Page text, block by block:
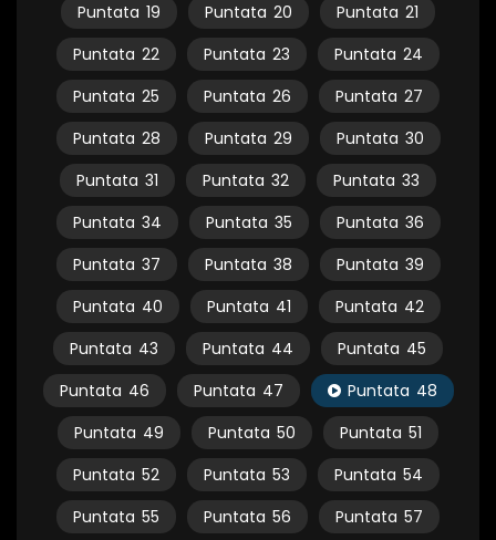
Puntata 19 Puntata 20 Puntata 21
Puntata 22 Puntata 23 Puntata 24
Puntata 25 Puntata 26 Puntata 27
Puntata 28 Puntata 29 Puntata 30
Puntata 31 Puntata 32 Puntata 33
Puntata 34 Puntata 35 Puntata 36
Puntata 37 Puntata 38 Puntata 39
Puntata 40 Puntata 41 Puntata 42
Puntata 43 Puntata 44 Puntata 45
Puntata 46 Puntata 47 Puntata 48
Puntata 49 Puntata 50 Puntata 51
Puntata 52 Puntata 53 Puntata 54
Puntata 55 Puntata 56 Puntata 57